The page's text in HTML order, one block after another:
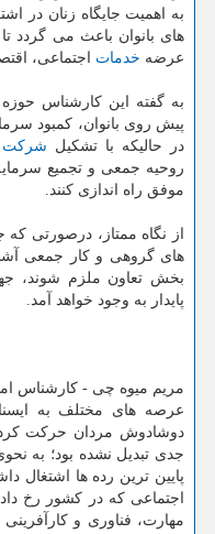
به اهمیت جایگاه زنان در
های بانوان باعث می گردد
عرضه خدمات اجتماعی،
به گفته این كارشناس
پیش روی بانوان، كمبود
در حالیكه با تشكیل شركت
روحیه جمعی و تجمیع
موفق راه اندازی كنند.
از نگاه ممتاز، درصورتی كه
های گروهی و كار جمعی
بخش تعاون ملزم شوند،
پایدار به وجود خواهد آمد.
مریم میوه چی - كارشناس
عرصه های مختلف به
دوشادوش مردان حركت
جدی تبدیل نشده بود؛ به
پایین ترین رده ها اشتغال
اجتماعی كه در كشور رخ
مهارت، فناوری و